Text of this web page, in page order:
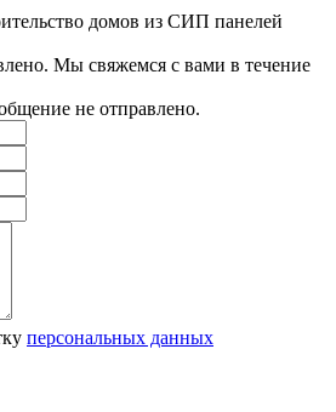
домов из СИП панелей
Мы свяжемся с вами в течение
не отправлено.
персональных данных